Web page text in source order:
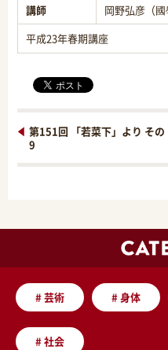
講師
岡野弘彦（國
平成23年春期講座
第151回 「若菜下」より その
9
#芸術 #身体
#社会